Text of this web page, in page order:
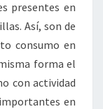
presentes en
Así, son de
consumo en
forma el
con actividad
en